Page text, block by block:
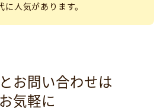
人気があります。
お問い合わせは
お気軽に